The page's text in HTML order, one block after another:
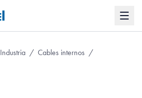
Industria / Cables internos /